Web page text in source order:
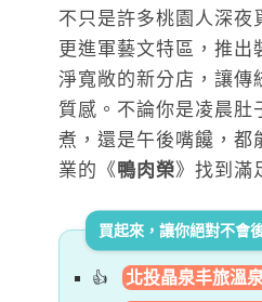
不只是許多桃園人深夜
更進軍藝文特區，推出
淨寬敞的新分店，讓傳
質感。不論你是凌晨肚
煮，還是午後嘴饞，都
業的《鴨肉榮》找到滿
買起來，讓你絕對不會
北投晶泉丰旅溫